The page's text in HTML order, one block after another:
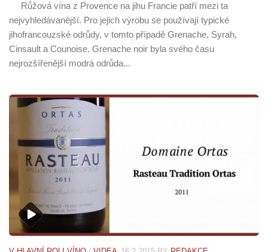
Růžová vína z Provence na jihu Francie patří mezi ta
nejvyhledávanější. Pro jejich výrobu se používají typické
jihofrancouzské odrůdy, v tomto případě Grenache, Syrah,
Cinsault a Counoise. Grenache noir byla svého času
nejrozšířenější modrá odrůda...